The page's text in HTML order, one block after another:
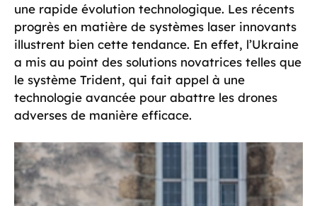
une rapide évolution technologique. Les récents
progrès en matière de systèmes laser innovants
illustrent bien cette tendance. En effet, l’Ukraine
a mis au point des solutions novatrices telles que
le système Trident, qui fait appel à une
technologie avancée pour abattre les drones
adverses de manière efficace.